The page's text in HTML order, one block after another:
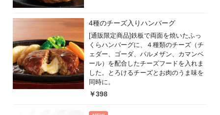
4種のチーズ入りハンバーグ
[通販限定商品]鉄板で両面を焼いたふっ
くらハンバーグに、４種類のチーズ（チ
ェダー、ゴーダ、パルメザン、カマンベ
ール）を配合したチーズフードを入れま
した。とろけるチーズとお肉のうま味を
同時に。
￥398